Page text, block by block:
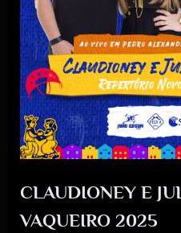
CLAUDIONEY E
VAQUEIRO 2025